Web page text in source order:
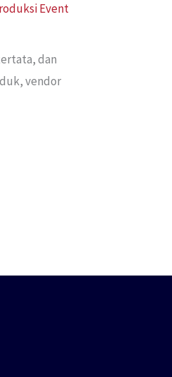
Event
dan
vendor